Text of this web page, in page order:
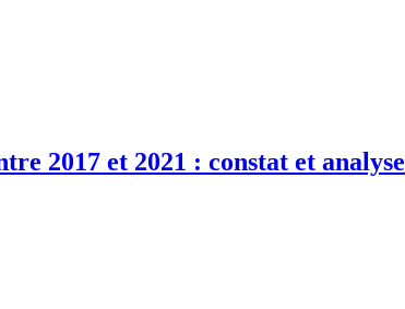
2017 et 2021 : constat et analyse